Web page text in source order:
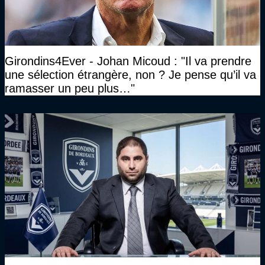
Girondins4Ever - Johan Micoud : "Il va prendre
une sélection étrangère, non ? Je pense qu’il va
ramasser un peu plus…"